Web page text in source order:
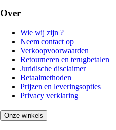
Over
Wie wij zijn ?
Neem contact op
Verkoopvoorwaarden
Retourneren en terugbetalen
Juridische disclaimer
Betaalmethoden
Prijzen en leveringsopties
Privacy verklaring
Onze winkels